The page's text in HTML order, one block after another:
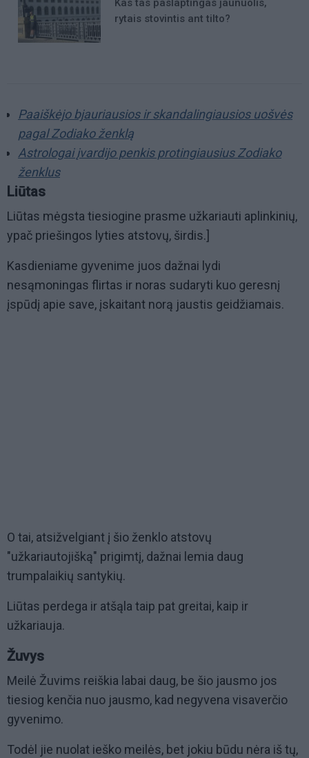
Kas tas paslaptingas jaunuolis,
rytais stovintis ant tilto?
Paaiškėjo bjauriausios ir skandalingiausios uošvės
pagal Zodiako ženklą
Astrologai įvardijo penkis protingiausius Zodiako
ženklus
Liūtas
Liūtas mėgsta tiesiogine prasme užkariauti aplinkinių,
ypač priešingos lyties atstovų, širdis.]
Kasdieniame gyvenime juos dažnai lydi
nesąmoningas flirtas ir noras sudaryti kuo geresnį
įspūdį apie save, įskaitant norą jaustis geidžiamais.
O tai, atsižvelgiant į šio ženklo atstovų
"užkariautojišką" prigimtį, dažnai lemia daug
trumpalaikių santykių.
Liūtas perdega ir atšąla taip pat greitai, kaip ir
užkariauja.
Žuvys
Meilė Žuvims reiškia labai daug, be šio jausmo jos
tiesiog kenčia nuo jausmo, kad negyvena visaverčio
gyvenimo.
Todėl jie nuolat ieško meilės, bet jokiu būdu nėra iš tų,